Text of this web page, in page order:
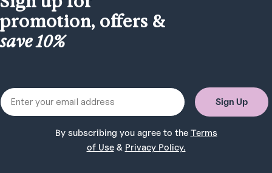
promotion, offers &
save 10%
Email
Sign Up
By subscribing you agree to the Terms
of Use& Privacy Policy.